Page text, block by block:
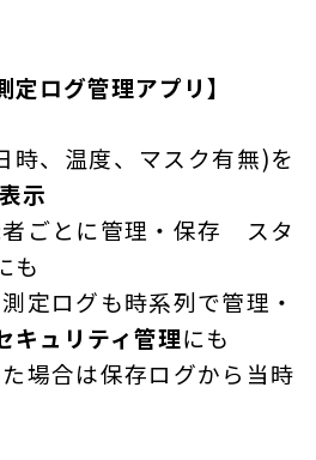
定ログ管理アプリ】
、温度、マスク有無)を
示
ごとに管理・保存 スタ
も
定ログも時系列で管理・
キュリティ管理にも
場合は保存ログから当時